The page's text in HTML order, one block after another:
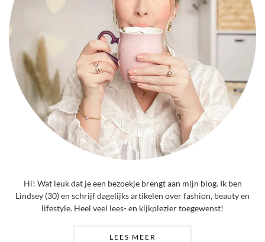
Hi! Wat leuk dat je een bezoekje brengt aan mijn blog. Ik ben
Lindsey (30) en schrijf dagelijks artikelen over fashion, beauty en
lifestyle. Heel veel lees- en kijkplezier toegewenst!
LEES MEER